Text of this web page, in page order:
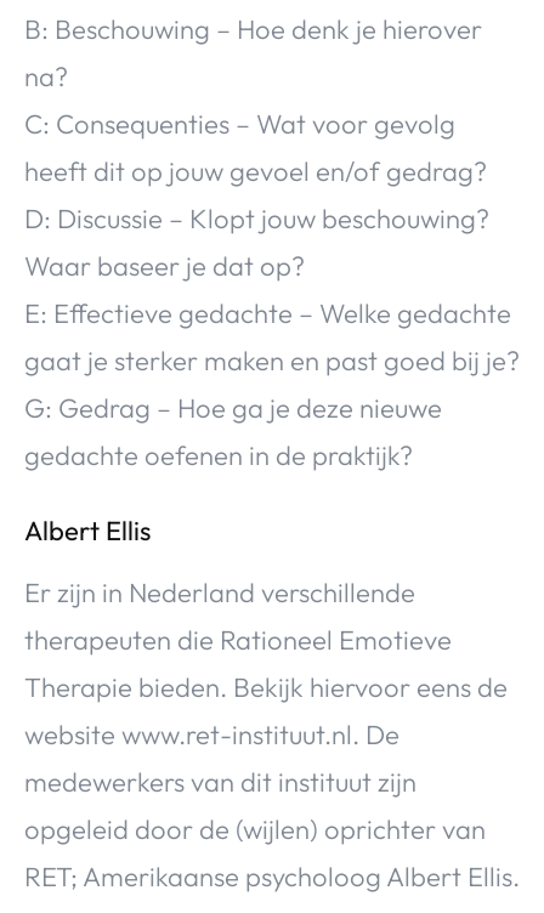
B: Beschouwing – Hoe denk je hierover
na?
C: Consequenties – Wat voor gevolg
heeft dit op jouw gevoel en/of gedrag?
D: Discussie – Klopt jouw beschouwing?
Waar baseer je dat op?
E: Effectieve gedachte – Welke gedachte
gaat je sterker maken en past goed bij je?
G: Gedrag – Hoe ga je deze nieuwe
gedachte oefenen in de praktijk?
Albert Ellis
Er zijn in Nederland verschillende
therapeuten die Rationeel Emotieve
Therapie bieden. Bekijk hiervoor eens de
website www.ret-instituut.nl. De
medewerkers van dit instituut zijn
opgeleid door de (wijlen) oprichter van
RET; Amerikaanse psycholoog Albert Ellis.